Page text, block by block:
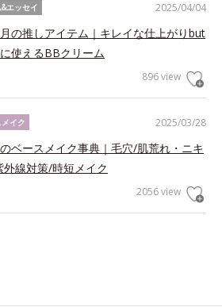
2025/04/04
エッセイ
の推しアイテム｜キレイな仕上がりbut
使えるBBクリーム
896 view
2025/03/28
イク
ベースメイク事典｜毛穴/肌荒れ・ニキ
外線対策/時短メイク
2056 view